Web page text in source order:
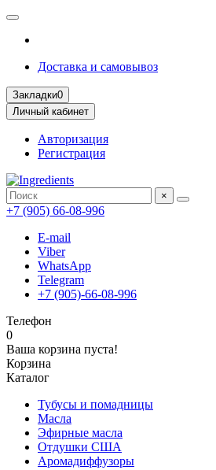
Доставка и самовывоз
Закладки0
Личный кабинет
Авторизация
Регистрация
×
+7 (905) 66-08-996
E-mail
Viber
WhatsApp
Telegram
+7 (905)-66-08-996
Телефон
0
Ваша корзина пуста!
Корзина
Каталог
Тубусы и помадницы
Масла
Эфирные масла
Отдушки США
Аромадиффузоры